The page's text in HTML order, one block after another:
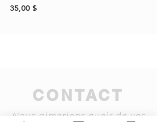
Prix
35,00 $
CONTACT
Nous aimerions avoir de vos